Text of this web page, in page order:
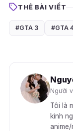
THẺ BÀI VIẾT
#GTA 3 #GTA
Người
Tôi là
kinh